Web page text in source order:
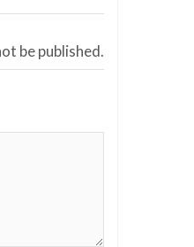
be published.